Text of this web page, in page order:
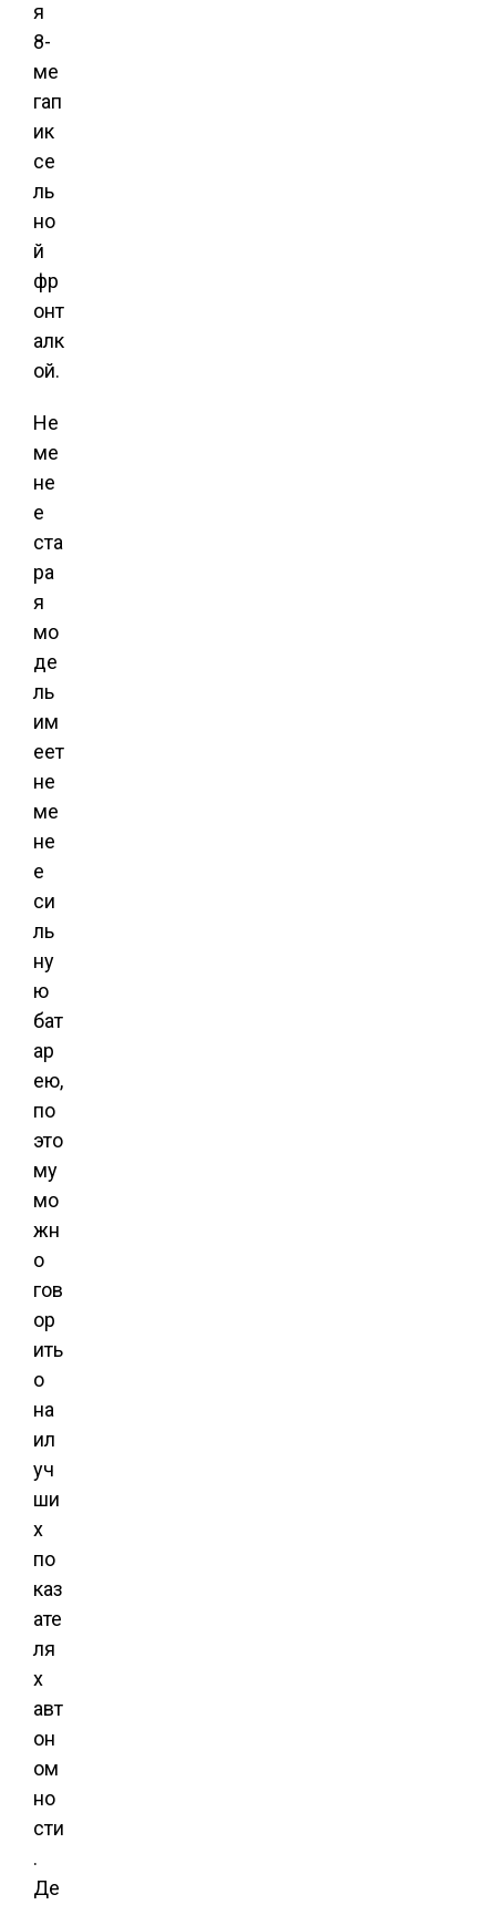
я
8-
ме
гап
ик
се
ль
но
й
фр
онт
алк
ой.
Не
ме
не
е
ста
ра
я
мо
де
ль
им
еет
не
ме
не
е
си
ль
ну
ю
бат
ар
ею,
по
это
му
мо
жн
о
гов
ор
ить
о
на
ил
уч
ши
х
по
каз
ате
ля
х
авт
он
ом
но
сти
.
Де